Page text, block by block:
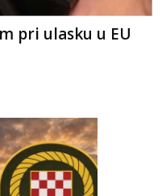
pri ulasku u EU